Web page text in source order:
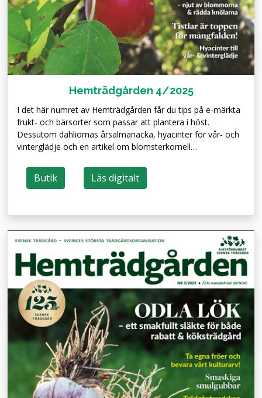
Hemträdgården 4/2025
I det här numret av Hemträdgården får du tips på e-märkta
frukt- och bärsorter som passar att plantera i höst.
Dessutom dahliornas årsalmanacka, hyacinter för vår- och
vinterglädje och en artikel om blomsterkornell…
Butik Läs digitalt